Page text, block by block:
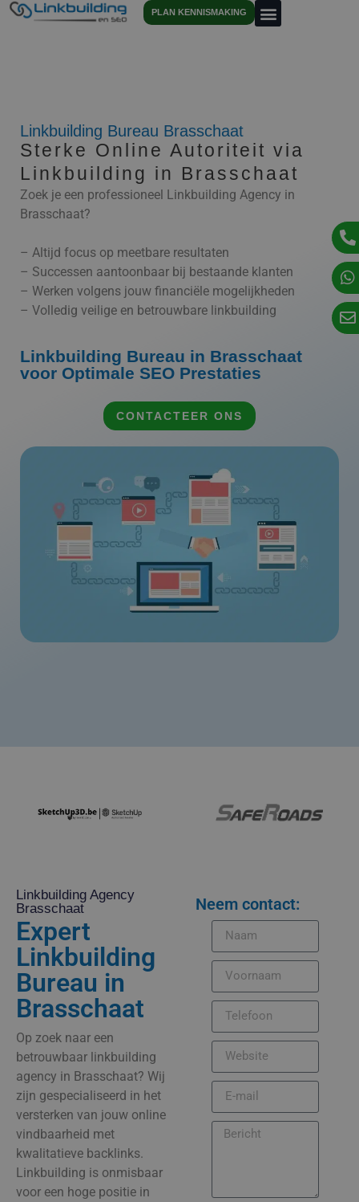
PLAN KENNISMAKING
Linkbuilding Bureau Brasschaat
Sterke Online Autoriteit via
Linkbuilding in Brasschaat
Zoek je een professioneel Linkbuilding Agency in
Brasschaat?
– Altijd focus op meetbare resultaten
– Successen aantoonbaar bij bestaande klanten
– Werken volgens jouw financiële mogelijkheden
– Volledig veilige en betrouwbare linkbuilding
Linkbuilding Bureau in Brasschaat
voor Optimale SEO Prestaties
CONTACTEER ONS
Linkbuilding Agency
Brasschaat
Expert
Linkbuilding
Bureau in
Brasschaat
Op zoek naar een
betrouwbaar linkbuilding
agency in Brasschaat? Wij
zijn gespecialiseerd in het
versterken van jouw online
vindbaarheid met
kwalitatieve backlinks.
Linkbuilding is onmisbaar
voor een hoge positie in
Neem contact: